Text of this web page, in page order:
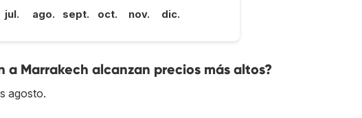
jul. ago. sept. oct. nov. dic.
a Marrakech alcanzan precios más altos?
agosto.